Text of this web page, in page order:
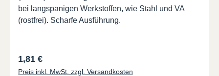
bei langspanigen Werkstoffen, wie Stahl und VA
(rostfrei). Scharfe Ausführung.
Regulärer Preis:
1,81 €
Preis inkl. MwSt. zzgl. Versandkosten